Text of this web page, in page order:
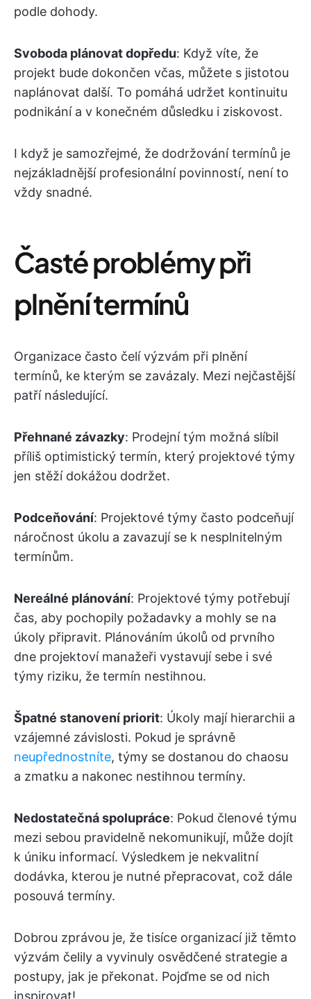
podle dohody.
Svoboda plánovat dopředu: Když víte, že
projekt bude dokončen včas, můžete s jistotou
naplánovat další. To pomáhá udržet kontinuitu
podnikání a v konečném důsledku i ziskovost.
I když je samozřejmé, že dodržování termínů je
nejzákladnější profesionální povinností, není to
vždy snadné.
Časté problémy při
plnění termínů
Organizace často čelí výzvám při plnění
termínů, ke kterým se zavázaly. Mezi nejčastější
patří následující.
Přehnané závazky: Prodejní tým možná slíbil
příliš optimistický termín, který projektové týmy
jen stěží dokážou dodržet.
Podceňování: Projektové týmy často podceňují
náročnost úkolu a zavazují se k nesplnitelným
termínům.
Nereálné plánování: Projektové týmy potřebují
čas, aby pochopily požadavky a mohly se na
úkoly připravit. Plánováním úkolů od prvního
dne projektoví manažeři vystavují sebe i své
týmy riziku, že termín nestihnou.
Špatné stanovení priorit: Úkoly mají hierarchii a
vzájemné závislosti. Pokud je správně
neupřednostníte, týmy se dostanou do chaosu
a zmatku a nakonec nestihnou termíny.
Nedostatečná spolupráce: Pokud členové týmu
mezi sebou pravidelně nekomunikují, může dojít
k úniku informací. Výsledkem je nekvalitní
dodávka, kterou je nutné přepracovat, což dále
posouvá termíny.
Dobrou zprávou je, že tisíce organizací již těmto
výzvám čelily a vyvinuly osvědčené strategie a
postupy, jak je překonat. Pojďme se od nich
inspirovat!